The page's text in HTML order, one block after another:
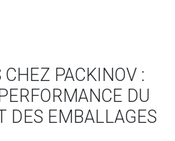
CHEZ PACKINOV :
DU
DES EMBALLAGES